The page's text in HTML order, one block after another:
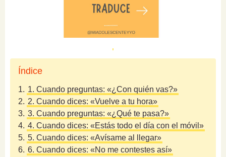
Índice
1. 1. Cuando preguntas: «¿Con quién vas?»
2. 2. Cuando dices: «Vuelve a tu hora»
3. 3. Cuando preguntas: «¿Qué te pasa?»
4. 4. Cuando dices: «Estás todo el día con el móvil»
5. 5. Cuando dices: «Avísame al llegar»
6. 6. Cuando dices: «No me contestes así»